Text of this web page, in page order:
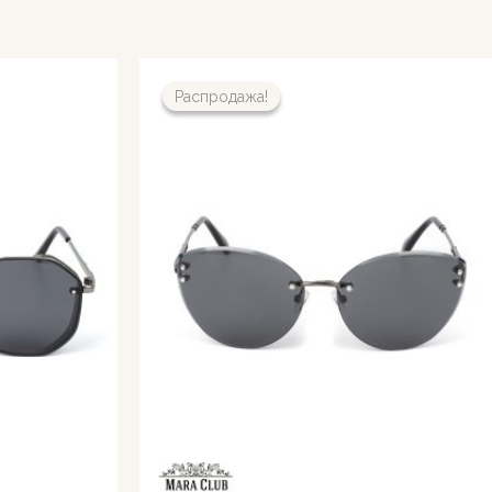
Распродажа!
Распродажа!